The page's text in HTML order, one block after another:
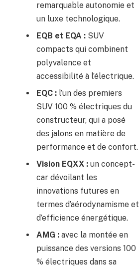
remarquable autonomie et
un luxe technologique.
EQB et EQA : SUV
compacts qui combinent
polyvalence et
accessibilité à l’électrique.
EQC : l’un des premiers
SUV 100 % électriques du
constructeur, qui a posé
des jalons en matière de
performance et de confort.
Vision EQXX : un concept-
car dévoilant les
innovations futures en
termes d’aérodynamisme et
d’efficience énergétique.
AMG : avec la montée en
puissance des versions 100
% électriques dans sa